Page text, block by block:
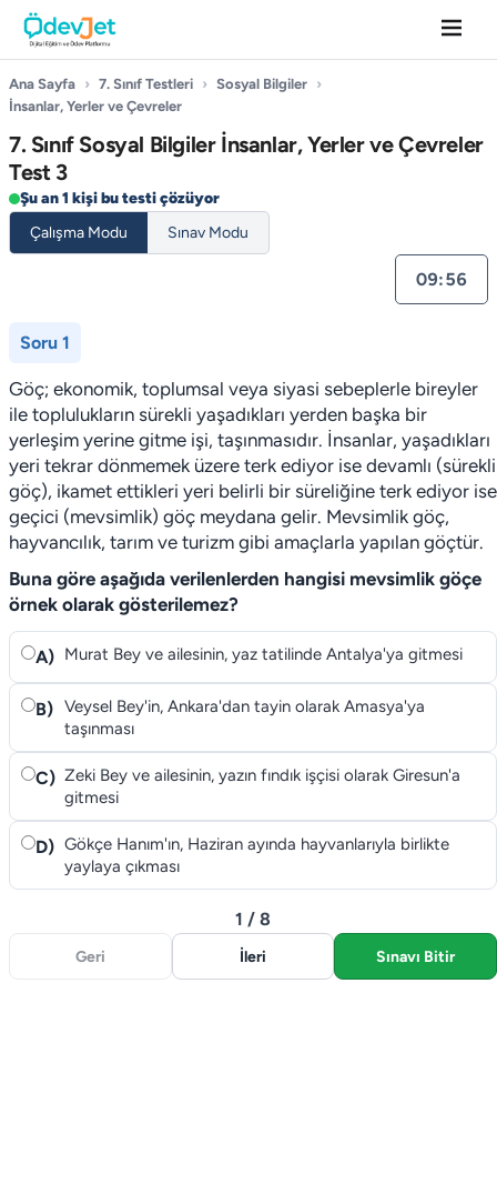
Ana Sayfa › 7. Sınıf Testleri › Sosyal Bilgiler ›
İnsanlar, Yerler ve Çevreler
7. Sınıf Sosyal Bilgiler İnsanlar, Yerler ve Çevreler
Test 3
Şu an 1 kişi bu testi çözüyor
Çalışma Modu
Sınav Modu
09:55
Soru 1
Göç; ekonomik, toplumsal veya siyasi sebeplerle bireyler
ile toplulukların sürekli yaşadıkları yerden başka bir
yerleşim yerine gitme işi, taşınmasıdır. İnsanlar, yaşadıkları
yeri tekrar dönmemek üzere terk ediyor ise devamlı (sürekli
göç), ikamet ettikleri yeri belirli bir süreliğine terk ediyor ise
geçici (mevsimlik) göç meydana gelir. Mevsimlik göç,
hayvancılık, tarım ve turizm gibi amaçlarla yapılan göçtür.
Buna göre aşağıda verilenlerden hangisi mevsimlik göçe
örnek olarak gösterilemez?
A) Murat Bey ve ailesinin, yaz tatilinde Antalya'ya gitmesi
B) Veysel Bey'in, Ankara'dan tayin olarak Amasya'ya
taşınması
C) Zeki Bey ve ailesinin, yazın fındık işçisi olarak Giresun'a
gitmesi
D) Gökçe Hanım'ın, Haziran ayında hayvanlarıyla birlikte
yaylaya çıkması
Geri
1 / 8
İleri Sınavı Bitir